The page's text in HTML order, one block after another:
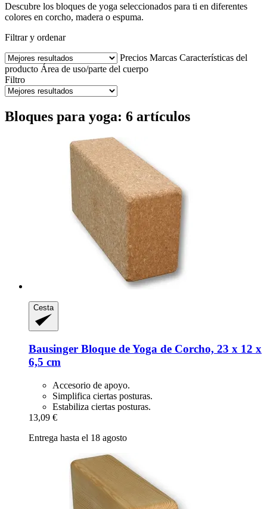
Descubre los bloques de yoga seleccionados para ti en diferentes
colores en corcho, madera o espuma.
Filtrar y ordenar
Precios Marcas Características del
producto Área de uso/parte del cuerpo
Filtro
Bloques para yoga: 6 artículos
Cesta
Bausinger Bloque de Yoga de Corcho, 23 x 12 x
6,5 cm
Accesorio de apoyo.
Simplifica ciertas posturas.
Estabiliza ciertas posturas.
13,09 €
Entrega hasta el 18 agosto